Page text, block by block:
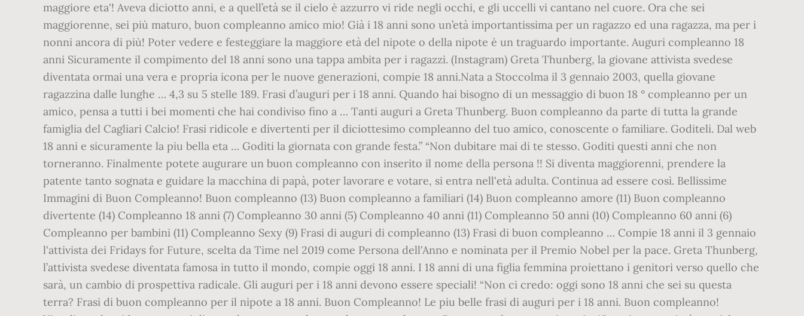
maggiore eta'! Aveva diciotto anni, e a quell’età se il cielo è azzurro vi ride negli occhi, e gli uccelli vi cantano nel cuore. Ora che sei
maggiorenne, sei più maturo, buon compleanno amico mio! Già i 18 anni sono un’età importantissima per un ragazzo ed una ragazza, ma per i
nonni ancora di più! Poter vedere e festeggiare la maggiore età del nipote o della nipote è un traguardo importante. Auguri compleanno 18
anni Sicuramente il compimento del 18 anni sono una tappa ambita per i ragazzi. (Instagram) Greta Thunberg, la giovane attivista svedese
diventata ormai una vera e propria icona per le nuove generazioni, compie 18 anni.Nata a Stoccolma il 3 gennaio 2003, quella giovane
ragazzina dalle lunghe … 4,3 su 5 stelle 189. Frasi d’auguri per i 18 anni. Quando hai bisogno di un messaggio di buon 18 ° compleanno per un
amico, pensa a tutti i bei momenti che hai condiviso fino a … Tanti auguri a Greta Thunberg. Buon compleanno da parte di tutta la grande
famiglia del Cagliari Calcio! Frasi ridicole e divertenti per il diciottesimo compleanno del tuo amico, conoscente o familiare. Goditeli. Dal web
18 anni e sicuramente la piu bella eta … Goditi la giornata con grande festa.” “Non dubitare mai di te stesso. Goditi questi anni che non
torneranno. Finalmente potete augurare un buon compleanno con inserito il nome della persona !! Si diventa maggiorenni, prendere la
patente tanto sognata e guidare la macchina di papà, poter lavorare e votare, si entra nell'età adulta. Continua ad essere così. Bellissime
Immagini di Buon Compleanno! Buon compleanno (13) Buon compleanno a familiari (14) Buon compleanno amore (11) Buon compleanno
divertente (14) Compleanno 18 anni (7) Compleanno 30 anni (5) Compleanno 40 anni (11) Compleanno 50 anni (10) Compleanno 60 anni (6)
Compleanno per bambini (11) Compleanno Sexy (9) Frasi di auguri di compleanno (13) Frasi di buon compleanno … Compie 18 anni il 3 gennaio
l'attivista dei Fridays for Future, scelta da Time nel 2019 come Persona dell'Anno e nominata per il Premio Nobel per la pace. Greta Thunberg,
l’attivista svedese diventata famosa in tutto il mondo, compie oggi 18 anni. I 18 anni di una figlia femmina proiettano i genitori verso quello che
sarà, un cambio di prospettiva radicale. Gli auguri per i 18 anni devono essere speciali! “Non ci credo: oggi sono 18 anni che sei su questa
terra? Frasi di buon compleanno per il nipote a 18 anni. Buon Compleanno! Le piu belle frasi di auguri per i 18 anni. Buon compleanno!